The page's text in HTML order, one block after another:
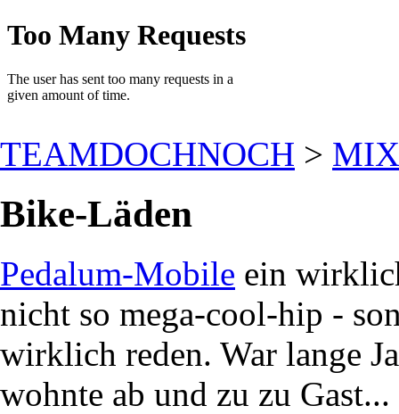
TEAMDOCHNOCH >
Bike-Läden
Pedalum-Mobile ein
nicht so mega-cool-hip -
wirklich reden. War lange
wohnte ab und zu zu Gast...